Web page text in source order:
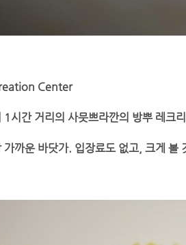
Center
1시간 거리의 사뭇쁘라깐의 방뿌 레크
가까운 바닷가. 입장료도 없고, 크게